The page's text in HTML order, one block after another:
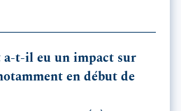
a-t-il eu un impact sur
en début de